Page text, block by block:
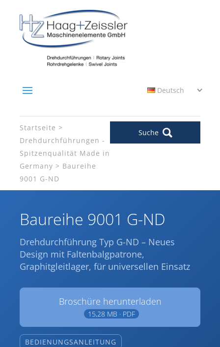
Deutsch
Startseite
Drehdurchführungen -
Spitzenqualität Made in
Germany
Baureihe
9001 G-ND
Suche
Baureihe 9001 G-ND
Drehdurchführung Typ G-ND – Neues
Design mit Faltenbalgpatrone,
Graphitgleitlager, für universellen Einsatz
Broschüre herunterladen
15,28 MB · PDF
BEDIENUNGSANLEITUNG